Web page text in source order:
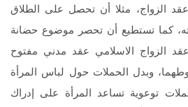
الزواج، مثلا أن تحصل على الطلاق
كما تستطيع أن تحصر موضوع حضانة
عقد الزواج الاسلامي عقد مدني مفتوح
وبدل الحملات حول لباس المرأة
توعوية تساعد المرأة على إدراك